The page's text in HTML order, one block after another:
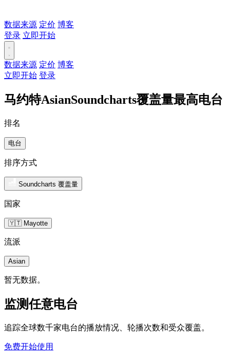
数据来源 定价 博客
登录 立即开始
数据来源 定价 博客
立即开始 登录
马约特AsianSoundcharts覆盖量最高电台
排名
电台
排序方式
Soundcharts 覆盖量
国家
🇾🇹 Mayotte
流派
Asian
暂无数据。
监测任意电台
追踪全球数千家电台的播放情况、轮播次数和受众覆盖。
免费开始使用